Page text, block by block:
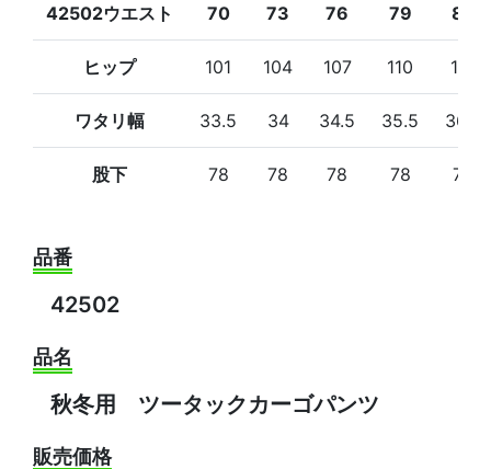
42502ウエスト 70 73 76 79 82
ヒップ 101 104 107 110 113
ワタリ幅 33.5 34 34.5 35.5 36.5
股下 78 78 78 78 78
品番
42502
品名
秋冬用 ツータックカーゴパンツ
販売価格